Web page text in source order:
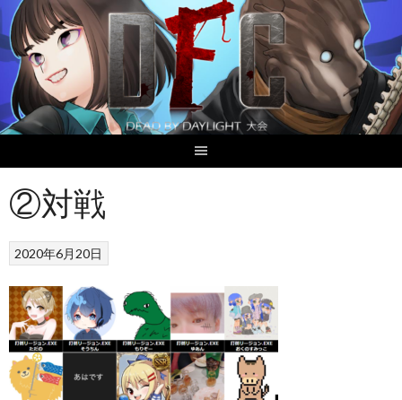
Skip
to
content
②対戦
2020年6月20日